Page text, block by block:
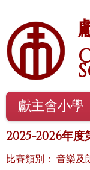
獻主會小學
2025-2026年度
比賽類別： 音樂及